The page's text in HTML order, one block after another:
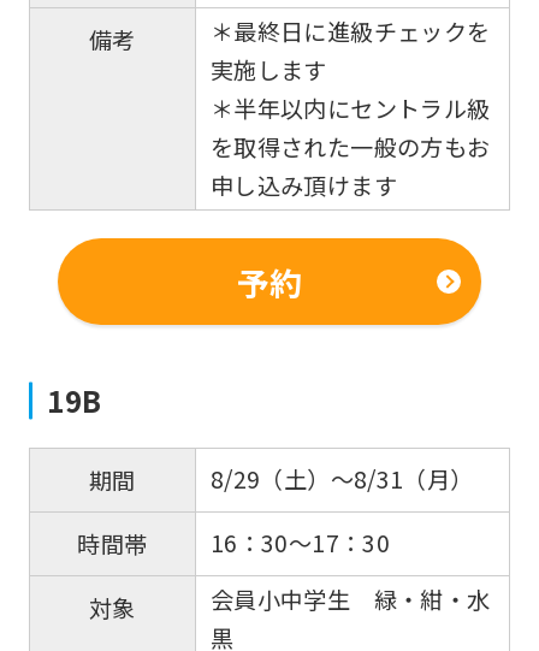
備考
＊最終日に進級チェックを
実施します
＊半年以内にセントラル級
を取得された一般の方もお
申し込み頂けます
予約
19B
期間
8/29（土）～8/31（月）
時間帯
16：30～17：30
対象
会員小中学生 緑・紺・水
黒